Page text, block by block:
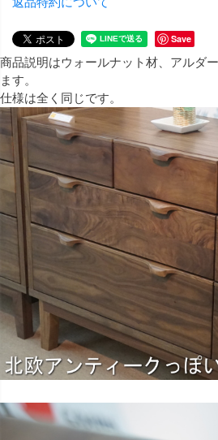
Save
商品説明はウォールナット材、アルダ
ます。
仕様は全く同じです。